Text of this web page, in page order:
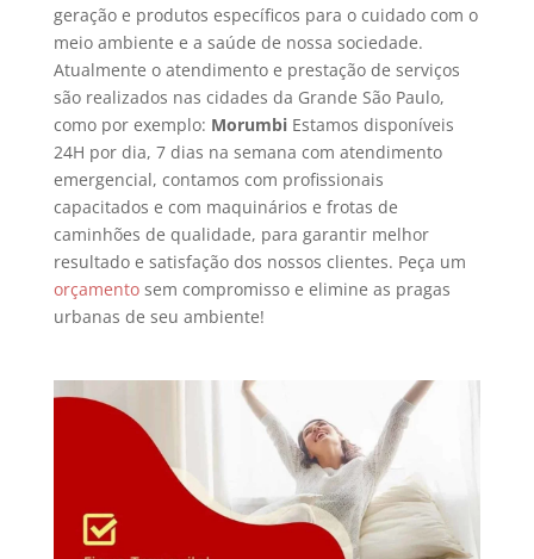
geração e produtos específicos para o cuidado com o
meio ambiente e a saúde de nossa sociedade.
Atualmente o atendimento e prestação de serviços
são realizados nas cidades da Grande São Paulo,
como por exemplo: Morumbi Estamos disponíveis
24H por dia, 7 dias na semana com atendimento
emergencial, contamos com profissionais
capacitados e com maquinários e frotas de
caminhões de qualidade, para garantir melhor
resultado e satisfação dos nossos clientes. Peça um
orçamento sem compromisso e elimine as pragas
urbanas de seu ambiente!